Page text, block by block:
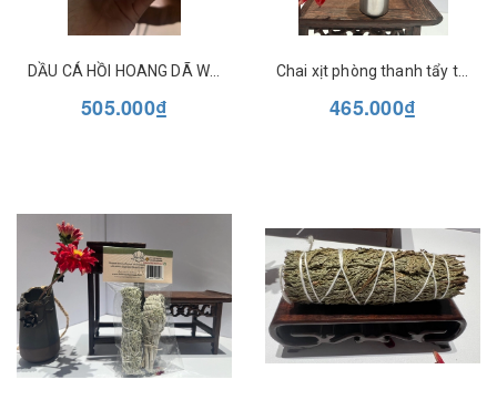
DẦU CÁ HỒI HOANG DÃ WILD ALASKAN SALMON OIL NATURAL FACTORS
505.000₫
Chai xịt phòng thanh tẩy tinh dầu tự nhiên Full Moon Farm
465.000₫